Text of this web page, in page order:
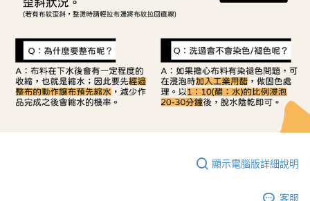
顯示電腦版詳細說明
客服